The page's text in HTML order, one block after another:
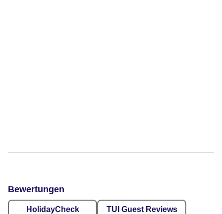
Bewertungen
HolidayCheck TUI Guest Reviews